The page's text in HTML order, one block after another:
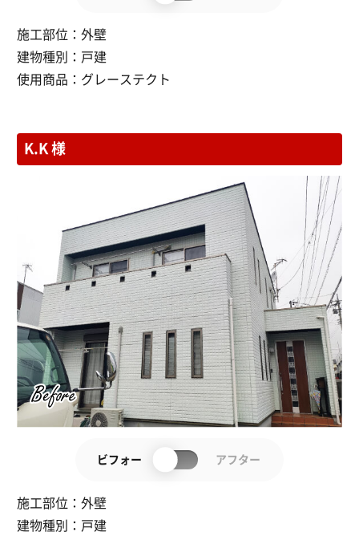
施工部位：外壁
建物種別： 戸建
使用商品： グレーステクト
K.K 様
施工部位：外壁
建物種別： 戸建
ビフォー アフター